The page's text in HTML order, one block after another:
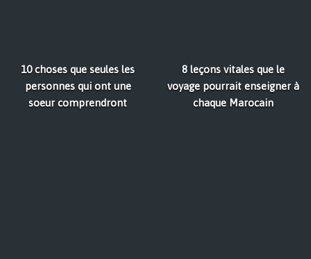
10 choses que seules les
personnes qui ont une
soeur comprendront
8 leçons vitales que le
voyage pourrait enseigner à
chaque Marocain